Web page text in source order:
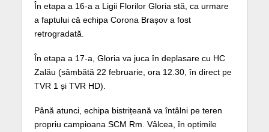
În etapa a 16-a a Ligii Florilor Gloria stă, ca urmare
a faptului că echipa Corona Brașov a fost
retrogradată.
În etapa a 17-a, Gloria va juca în deplasare cu HC
Zalău (sâmbătă 22 februarie, ora 12.30, în direct pe
TVR 1 și TVR HD).
Până atunci, echipa bistrițeană va întâlni pe teren
propriu campioana SCM Rm. Vâlcea, în optimile